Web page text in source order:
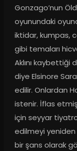
Gonzago’nun
oyunundaki
iktidar, kumpas,
gibi temaları
Aklını kaybettiği
diye Elsinore
edilir. Onlardan
istenir. İflas
için seyyar
edilmeyi
bir şans olarak